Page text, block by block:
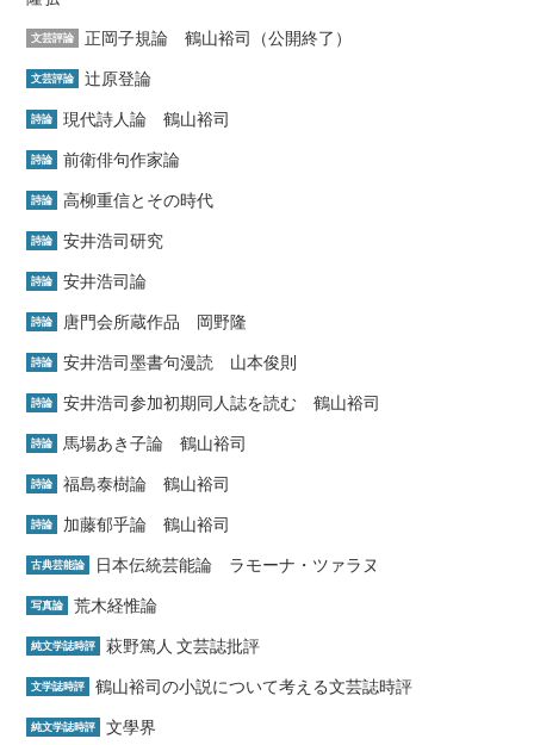
文芸評論 正岡子規論 鶴山裕司（公開終了）
文芸評論 辻原登論
詩論 現代詩人論 鶴山裕司
詩論 前衛俳句作家論
詩論 高柳重信とその時代
詩論 安井浩司研究
詩論 安井浩司論
詩論 唐門会所蔵作品 岡野隆
詩論 安井浩司墨書句漫読 山本俊則
詩論 安井浩司参加初期同人誌を読む 鶴山裕司
詩論 馬場あき子論 鶴山裕司
詩論 福島泰樹論 鶴山裕司
詩論 加藤郁乎論 鶴山裕司
古典芸能論 日本伝統芸能論 ラモーナ・ツァラヌ
写真論 荒木経惟論
純文学誌時評 萩野篤人 文芸誌批評
文学誌時評 鶴山裕司の小説について考える文芸誌時評
純文学誌時評 文學界